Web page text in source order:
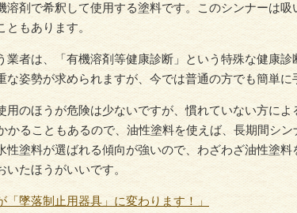
溶剤で希釈して使用する塗料です。このシンナーは
もあります。
業者は、「有機溶剤等健康診断」という特殊な健康
な姿勢が求められますが、今では普通の方でも簡単に
用のほうが危険は少ないですが、慣れていない方に
かることもあるので、油性塗料を使えば、長期間シ
性塗料が選ばれる傾向が強いので、わざわざ油性塗
いたほうがいいです。
「墜落制止用器具」に変わります！」